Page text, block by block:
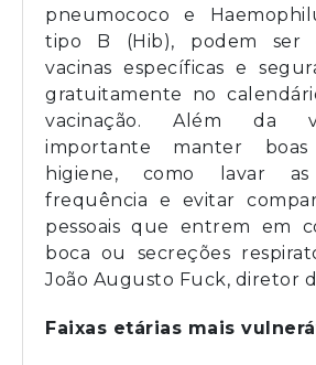
pneumococo e
tipo B (Hib), podem ser
vacinas específicas e
gratuitamente no
vacinação. Além da
importante manter
higiene, como lavar
frequência e evitar
pessoais que entrem em
boca ou secreções
João Augusto Fuck, diretor
Faixas etárias mais